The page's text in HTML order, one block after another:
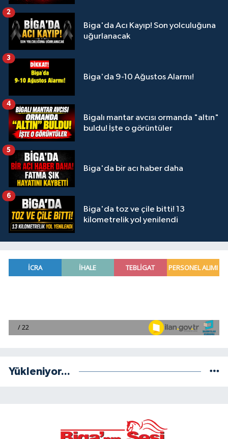
Biga'da Acı Kayıp! Son yolculuğuna
uğurlanacak
2
Biga'da 9-10 Ağustos Alarmı!
3
Bigalı mantar avcısı ormanda "altın"
buldu! İşte o görüntüler
4
Biga'da bir acı haber daha
5
Biga'da toz ve çile bitti! 13
kilometrelik yol yenilendi
6
Yükleniyor...